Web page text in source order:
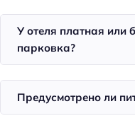
Кафе
Бар
Завтрак
Ресторан
У отеля платная или
парковка?
Предусмотрено ли